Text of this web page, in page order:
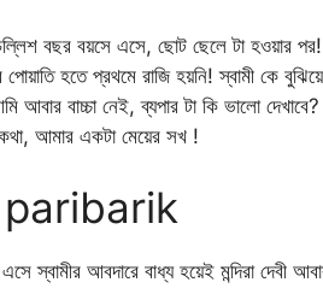
বছর বয়সে এসে, ছোট ছেলে টা হওয়ার পর!
পোয়াতি হতে প্রথমে রাজি হয়নি! স্বামী কে
বাচ্চা নেই, ব্যপার টা কি ভালো
আমার একটা মেয়ের সখ !
স্বামীর আবদারে বাধ্য হয়েই মন্দিরা দেবী